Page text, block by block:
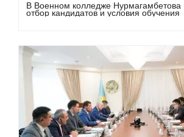
В Военном колледже Нурмагамбетова
отбор кандидатов и условия обучения